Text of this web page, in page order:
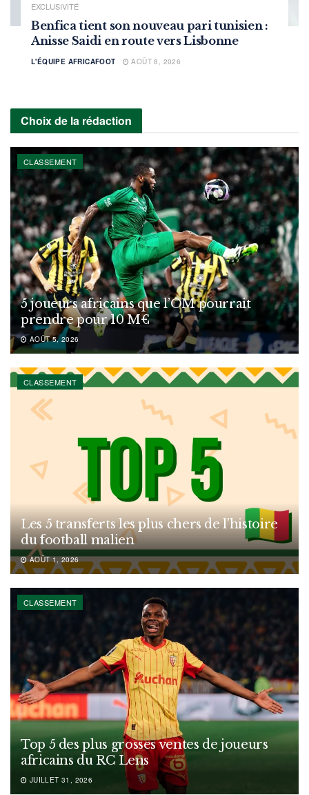
EXCLUSIVITÉ
Benfica tient son nouveau pari tunisien :
Anisse Saidi en route vers Lisbonne
L'ÉQUIPE AFRICAFOOT AOÛT 8, 2026
Choix de la rédaction
CLASSEMENT
5 joueurs africains que l’OM pourrait
prendre pour 10 M€
AOÛT 5, 2026
CLASSEMENT
Les 5 transferts les plus chers de l’histoire
du football malien
AOÛT 1, 2026
CLASSEMENT
Top 5 des plus grosses ventes de joueurs
africains du RC Lens
JUILLET 31, 2026